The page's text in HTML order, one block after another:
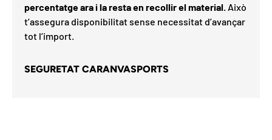
percentatge ara i la resta en recollir el material. Això
t’assegura disponibilitat sense necessitat d’avançar
tot l’import.
SEGURETAT CARANVASPORTS